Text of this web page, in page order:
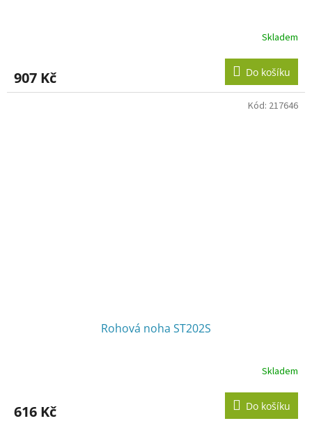
Skladem
907 Kč Do košíku
Rohová noha ST202S
Skladem
616 Kč Do košíku
Kód: 217646